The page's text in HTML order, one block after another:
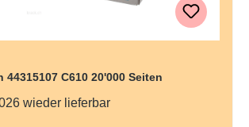
44315107 C610 20'000 Seiten
wieder lieferbar